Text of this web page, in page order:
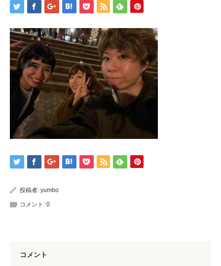
投稿者: yumbo
コメント: 0
コメント